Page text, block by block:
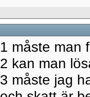
1 måste man
2 kan man
3 måste jag